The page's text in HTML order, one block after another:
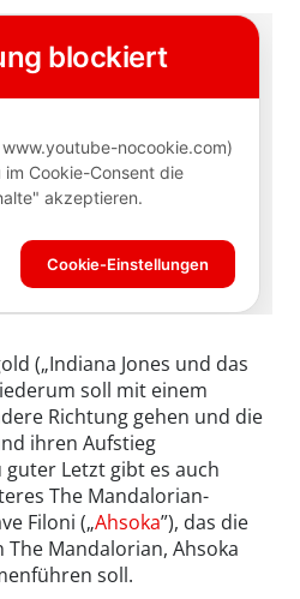
(„Indiana Jones und das
soll mit einem
Richtung gehen und die
ihren Aufstieg
Letzt gibt es auch
The Mandalorian-
Filoni („Ahsoka”), das die
Mandalorian, Ahsoka
soll.